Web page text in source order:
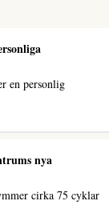
en personlig
nya
cirka 75 cyklar